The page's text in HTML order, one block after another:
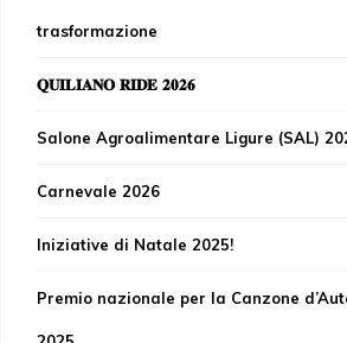
trasformazione
𝐐𝐔𝐈𝐋𝐈𝐀𝐍𝐎 𝐑𝐈𝐃𝐄 𝟐𝟎𝟐𝟔
Salone Agroalimentare Ligure (SAL)
Carnevale 2026
Iniziative di Natale 2025!
Premio nazionale per la Canzone